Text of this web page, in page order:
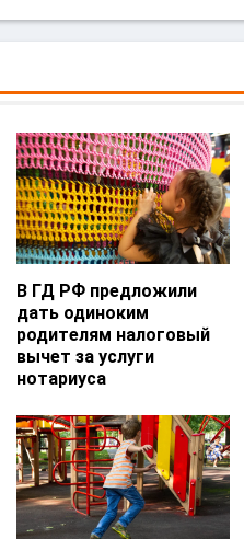
В ГД РФ предложили
дать одиноким
родителям налоговый
вычет за услуги
нотариуса